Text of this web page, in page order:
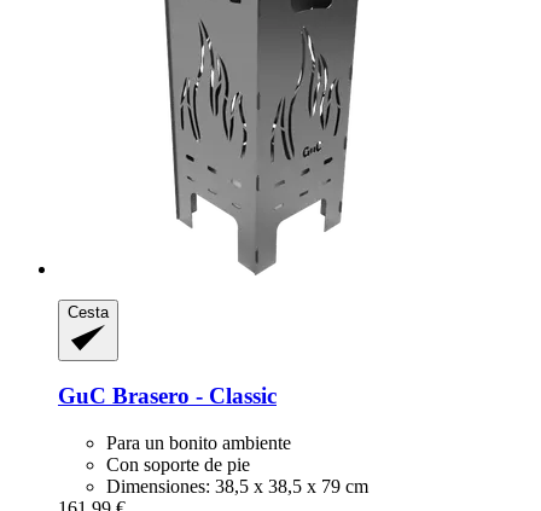
Cesta
GuC Brasero -​ Classic
Para un bonito ambiente
Con soporte de pie
Dimensiones: 38,5 x 38,5 x 79 cm